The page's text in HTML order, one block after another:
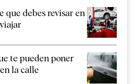
que debes revisar en
te pueden poner
la calle